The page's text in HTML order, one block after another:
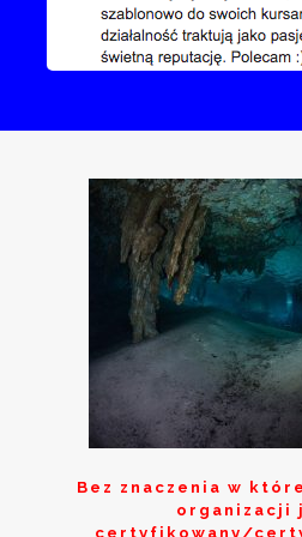
Bez znaczenia w
organizacji
certyfikowany/